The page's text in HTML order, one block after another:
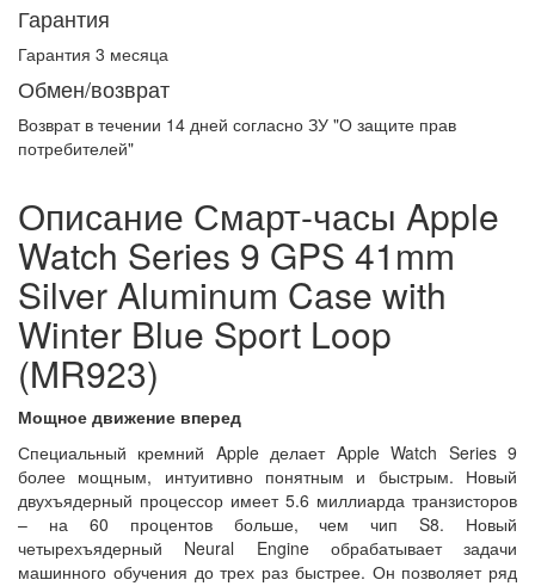
Гарантия
Гарантия 3 месяца
Обмен/возврат
Возврат в течении 14 дней согласно ЗУ "О защите прав
потребителей"
Описание Смарт-часы Apple
Watch Series 9 GPS 41mm
Silver Aluminum Case with
Winter Blue Sport Loop
(MR923)
Мощное движение вперед
Специальный кремний Apple делает Apple Watch Series 9
более мощным, интуитивно понятным и быстрым. Новый
двухъядерный процессор имеет 5.6 миллиарда транзисторов
– на 60 процентов больше, чем чип S8. Новый
четырехъядерный Neural Engine обрабатывает задачи
машинного обучения до трех раз быстрее. Он позволяет ряд